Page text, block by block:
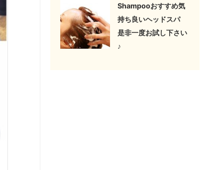
Shampooおすすめ気
持ち良いヘッドスパ
是非一度お試し下さい
♪